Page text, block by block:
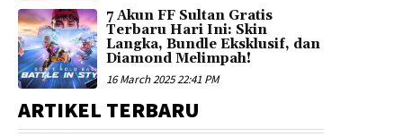
7 Akun FF Sultan Gratis
Terbaru Hari Ini: Skin
Langka, Bundle Eksklusif, dan
Diamond Melimpah!
16 March 2025 22:41 PM
ARTIKEL TERBARU